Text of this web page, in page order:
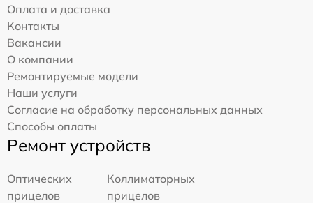
Оплата и доставка
Контакты
Вакансии
О компании
Ремонтируемые модели
Наши услуги
Согласие на обработку персональных данных
Способы оплаты
Ремонт устройств
Оптических
прицелов
Коллиматорных
прицелов